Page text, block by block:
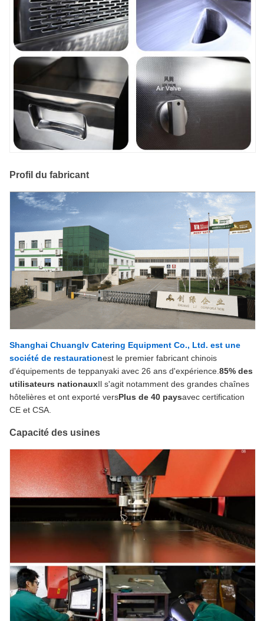
Profil du fabricant
Shanghai Chuanglv Catering Equipment Co., Ltd. est une
société de restaurationest le premier fabricant chinois
d'équipements de teppanyaki avec 26 ans d'expérience. 85% des
utilisateurs nationauxIl s'agit notamment des grandes chaînes
hôtelières et ont exporté versPlus de 40 paysavec certification
CE et CSA.
Capacité des usines